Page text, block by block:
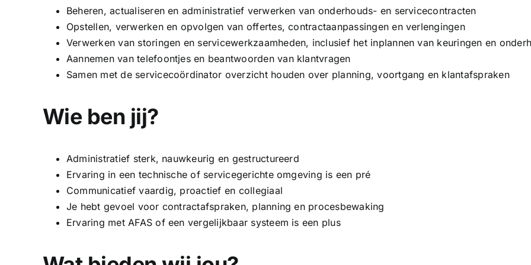
Beheren, actualiseren en administratief verwerken van onderhouds- en servicecontracten
Opstellen, verwerken en opvolgen van offertes, contractaanpassingen en verlengingen
Verwerken van storingen en servicewerkzaamheden, inclusief het inplannen van keuringen en
Aannemen van telefoontjes en beantwoorden van klantvragen
Samen met de servicecoördinator overzicht houden over planning, voortgang en klantafspraken
Wie ben jij?
Administratief sterk, nauwkeurig en gestructureerd
Ervaring in een technische of servicegerichte omgeving is een pré
Communicatief vaardig, proactief en collegiaal
Je hebt gevoel voor contractafspraken, planning en procesbewaking
Ervaring met AFAS of een vergelijkbaar systeem is een plus